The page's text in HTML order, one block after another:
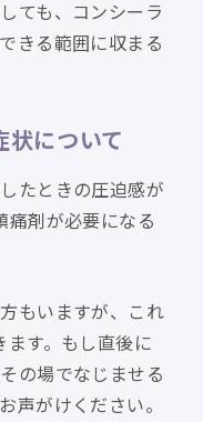
ても、コンシーラ
きる範囲に収まる
について
たときの圧迫感が
痛剤が必要になる
もいますが、これ
す。もし直後に
の場でなじませる
声がけください。